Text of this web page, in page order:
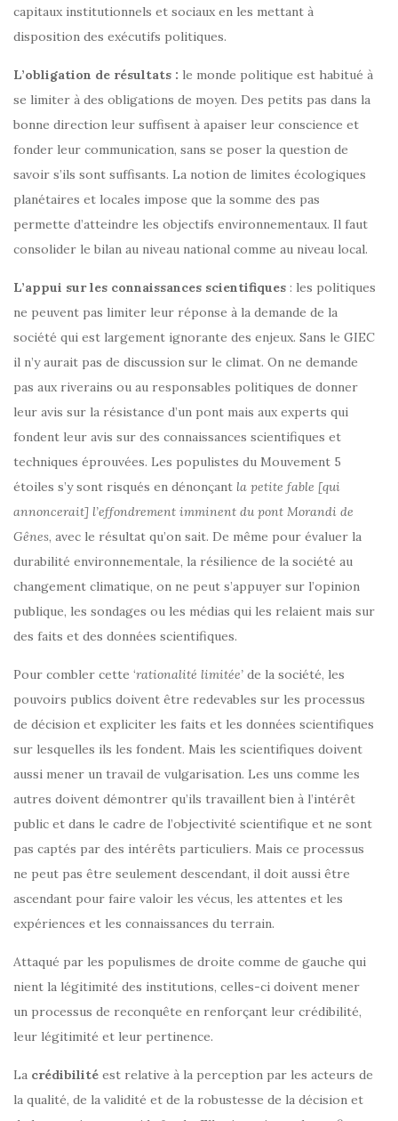
capitaux institutionnels et sociaux en les mettant à
disposition des exécutifs politiques.
L’obligation de résultats : le monde politique est habitué à
se limiter à des obligations de moyen. Des petits pas dans la
bonne direction leur suffisent à apaiser leur conscience et
fonder leur communication, sans se poser la question de
savoir s’ils sont suffisants. La notion de limites écologiques
planétaires et locales impose que la somme des pas
permette d’atteindre les objectifs environnementaux. Il faut
consolider le bilan au niveau national comme au niveau local.
L’appui sur les connaissances scientifiques : les politiques
ne peuvent pas limiter leur réponse à la demande de la
société qui est largement ignorante des enjeux. Sans le GIEC
il n’y aurait pas de discussion sur le climat. On ne demande
pas aux riverains ou au responsables politiques de donner
leur avis sur la résistance d’un pont mais aux experts qui
fondent leur avis sur des connaissances scientifiques et
techniques éprouvées. Les populistes du Mouvement 5
étoiles s’y sont risqués en dénonçant la petite fable [qui
annoncerait] l’effondrement imminent du pont Morandi de
Gênes, avec le résultat qu’on sait. De même pour évaluer la
durabilité environnementale, la résilience de la société au
changement climatique, on ne peut s’appuyer sur l’opinion
publique, les sondages ou les médias qui les relaient mais sur
des faits et des données scientifiques.
Pour combler cette ‘rationalité limitée’ de la société, les
pouvoirs publics doivent être redevables sur les processus
de décision et expliciter les faits et les données scientifiques
sur lesquelles ils les fondent. Mais les scientifiques doivent
aussi mener un travail de vulgarisation. Les uns comme les
autres doivent démontrer qu’ils travaillent bien à l’intérêt
public et dans le cadre de l’objectivité scientifique et ne sont
pas captés par des intérêts particuliers. Mais ce processus
ne peut pas être seulement descendant, il doit aussi être
ascendant pour faire valoir les vécus, les attentes et les
expériences et les connaissances du terrain.
Attaqué par les populismes de droite comme de gauche qui
nient la légitimité des institutions, celles-ci doivent mener
un processus de reconquête en renforçant leur crédibilité,
leur légitimité et leur pertinence.
La crédibilité est relative à la perception par les acteurs de
la qualité, de la validité et de la robustesse de la décision et